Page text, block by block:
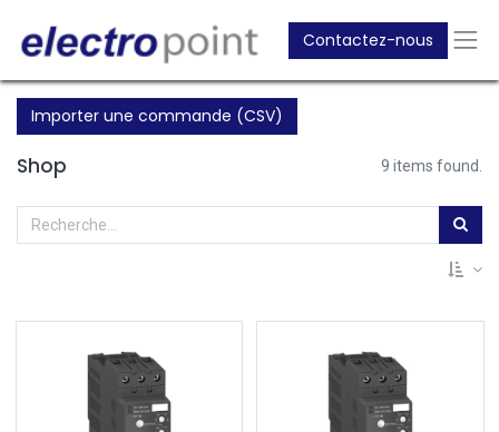
Contactez-nous
Importer une commande (CSV)
Shop 9 items found.